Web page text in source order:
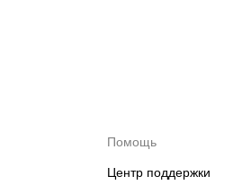
Помощь
Центр поддержки